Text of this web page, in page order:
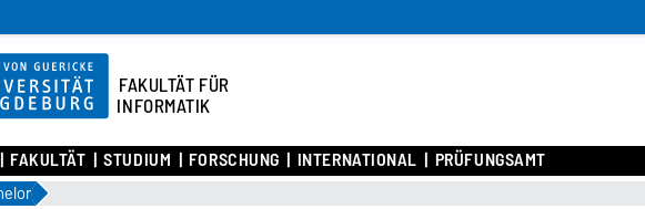
FAKULTÄT FÜR
INFORMATIK
FAKULTÄT STUDIUM FORSCHUNG INTERNATIONAL PRÜFUNGSAMT